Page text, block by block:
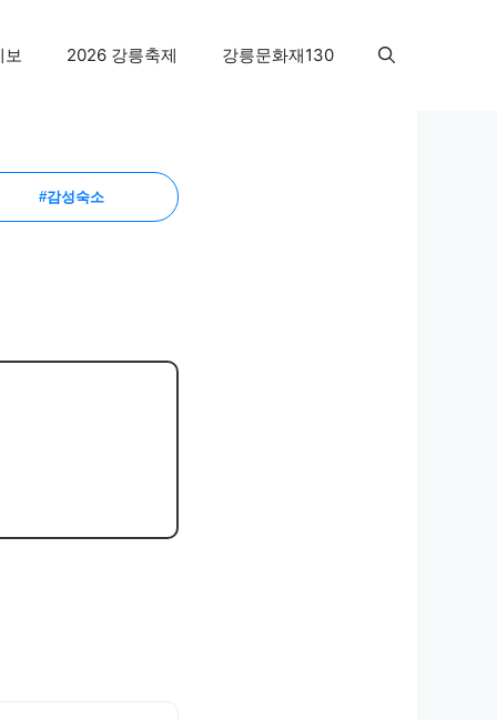
보 2026 강릉축제 강릉문화재130
#감성숙소